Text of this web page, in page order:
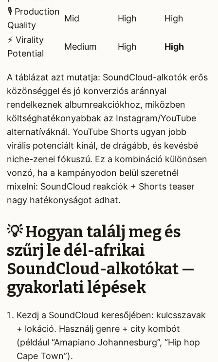
🎙️ Production
Quality
Mid High High
⚡ Virality
Potential
Medium High High
A táblázat azt mutatja: SoundCloud-alkotók erős
közönséggel és jó konverziós aránnyal
rendelkeznek albumreakciókhoz, miközben
költséghatékonyabbak az Instagram/YouTube
alternatíváknál. YouTube Shorts ugyan jobb
virális potenciált kínál, de drágább, és kevésbé
niche-zenei fókuszú. Ez a kombináció különösen
vonzó, ha a kampányodon belül szeretnél
mixelni: SoundCloud reakciók + Shorts teaser
nagy hatékonyságot adhat.
💡 Hogyan találj meg és
szűrj le dél-afrikai
SoundCloud-alkotókat —
gyakorlati lépések
Kezdj a SoundCloud keresőjében: kulcsszavak
+ lokáció. Használj genre + city kombót
(például “Amapiano Johannesburg”, “Hip hop
Cape Town”).